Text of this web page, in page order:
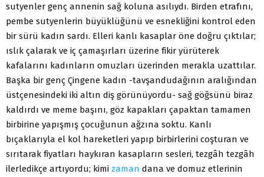
sutyenler genç annenin sağ koluna asılıydı. Birden etrafını,
pembe sutyenlerin büyüklüğünü ve esnekliğini kontrol eden
bir sürü kadın sardı. Elleri kanlı kasaplar öne doğru çıktılar;
ıslık çalarak ve iç çamaşırları üzerine fikir yürüterek
kafalarını kadınların omuzları üzerinden merakla uzattılar.
Başka bir genç Çingene kadın -tavşandudağının aralığından
üstçenesindeki iki altın diş görünüyordu- sağ göğsünü biraz
kaldırdı ve meme başını, göz kapakları çapaktan tamamen
birbirine yapışmış çocuğunun ağzına soktu. Kanlı
bıçaklarıyla el kol hareketleri yapıp birbirlerini coşturan ve
sırıtarak fiyatları haykıran kasapların sesleri, tezgâh tezgâh
ilerledikçe artıyordu; kimi zaman dana ve domuz etlerinin